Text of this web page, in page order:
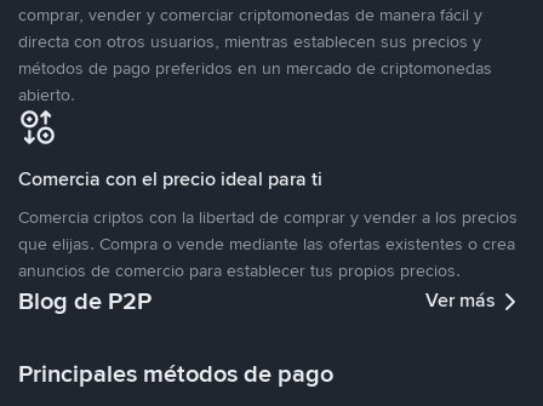
comprar, vender y comerciar criptomonedas de manera fácil y
directa con otros usuarios, mientras establecen sus precios y
métodos de pago preferidos en un mercado de criptomonedas
abierto.
Comercia con el precio ideal para ti
Comercia criptos con la libertad de comprar y vender a los precios
que elijas. Compra o vende mediante las ofertas existentes o crea
anuncios de comercio para establecer tus propios precios.
Blog de P2P Ver más
Principales métodos de pago